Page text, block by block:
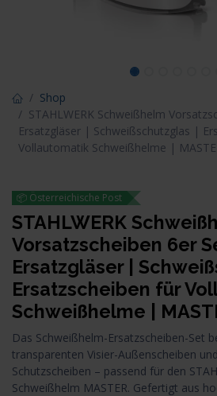
Shop
STAHLWERK Schweißhelm
Ersatzgläser | Schweißschutzglas |
Vollautomatik Schweißhelme |
📦 Österreichische Post
STAHLWERK
Vorsatzscheiben 6er
Ersatzgläser |
Ersatzscheiben für
Schweißhelme |
Das Schweißhelm-Ersatzscheiben-Set
transparenten Visier-Außenscheiben
Schutzscheiben – passend für den
Schweißhelm MASTER. Gefertigt aus